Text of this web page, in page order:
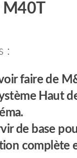
M40T
:
faire de
Haut
de base
complète